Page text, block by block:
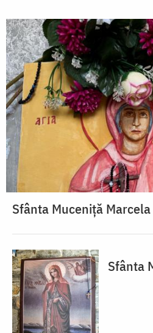
Sfânta Muceniță Marcela
Sfânta